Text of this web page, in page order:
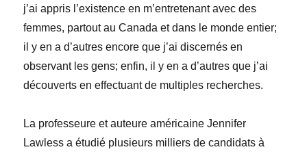
j’ai appris l’existence en m’entretenant avec des
femmes, partout au Canada et dans le monde entier;
il y en a d’autres encore que j’ai discernés en
observant les gens; enfin, il y en a d’autres que j’ai
découverts en effectuant de multiples recherches.
La professeure et auteure américaine Jennifer
Lawless a étudié plusieurs milliers de candidats à